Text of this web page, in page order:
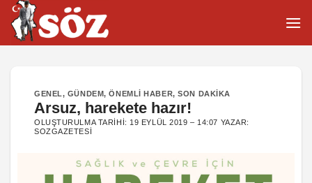
İçeriğe
atla
GENEL, GÜNDEM,ÖNEMLI HABER,SON DAKIKA
Arsuz, harekete hazır!
OLUŞTURULMA TARIHI: 19 EYLÜL 2019 – 14:07 YAZAR:
SOZGAZETESI